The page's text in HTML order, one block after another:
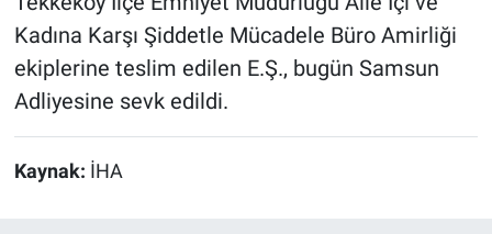
Kadına Karşı Şiddetle Mücadele Büro Amirliği
ekiplerine teslim edilen E.Ş., bugün Samsun
Adliyesine sevk edildi.
Kaynak: İHA